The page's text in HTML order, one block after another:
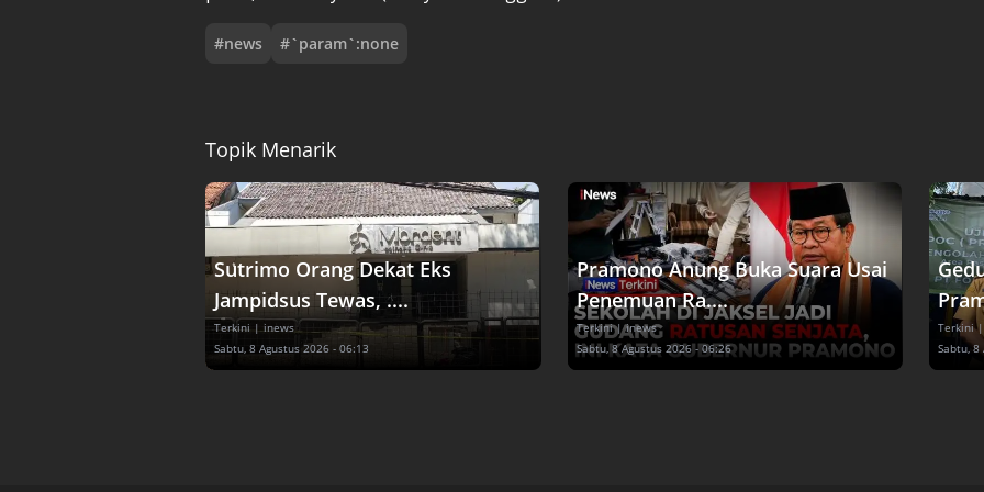
#news #`param`:none
Topik Menarik
Sutrimo Orang Dekat Eks
Jampidsus Tewas, ....
Terkini | inews
Sabtu, 8 Agustus 2026 - 06:13
Pramono Anung Buka Suara Usai
Penemuan Ra....
Terkini | inews
Sabtu, 8 Agustus 2026 - 06:26
Terkini |
Sabtu, 8